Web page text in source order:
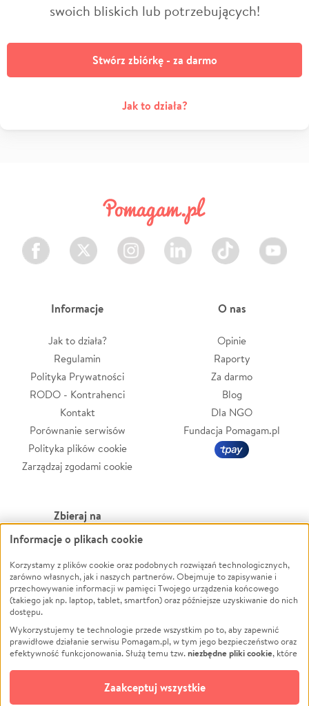
swoich bliskich lub potrzebujących!
Stwórz zbiórkę - za darmo
Jak to działa?
Facebook Twitter Instagram LinkedIn TikTok Youtube
Informacje
Jak to działa?
Regulamin
Polityka Prywatności
RODO - Kontrahenci
Kontakt
Porównanie serwisów
Polityka plików cookie
Zarządzaj zgodami cookie
O nas
Opinie
Raporty
Za darmo
Blog
Dla NGO
Fundacja Pomagam.pl
Zbieraj na
Leczenie
Zwierzęta
Pożar
Ukraina
Pomoc Finansowa
Projekty
Pogrzeb
Społeczność lokalna
Powódź
Wichura
NGO
Edukacja
Podróż
Impreza
Ochrona środowiska
Informacje o plikach cookie
Korzystamy z plików cookie oraz podobnych rozwiązań technologicznych,
zarówno własnych, jak i naszych partnerów. Obejmuje to zapisywanie i
przechowywanie informacji w pamięci Twojego urządzenia końcowego
(takiego jak np. laptop, tablet, smartfon) oraz późniejsze uzyskiwanie do nich
dostępu.
Wykorzystujemy te technologie przede wszystkim po to, aby zapewnić
prawidłowe działanie serwisu Pomagam.pl, w tym jego bezpieczeństwo oraz
efektywność funkcjonowania. Służą temu tzw.niezbędne pliki cookie, które
opcjonalnych plików cookie
technologii do celów analitycznych i retargetingowych. Możesz wyrazić
Zaakceptuj wszystkie